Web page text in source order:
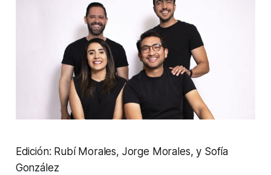
Edición: Rubí Morales, Jorge Morales, y Sofía
González